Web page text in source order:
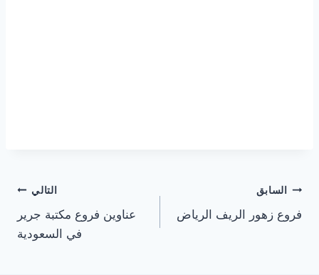
تصفّح
المقالات
السابق
فروع زهور الريف الرياض
التالي
عناوين فروع مكتبة جرير
في السعودية